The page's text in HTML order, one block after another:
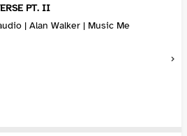
PT. II
| Alan Walker | Music Me